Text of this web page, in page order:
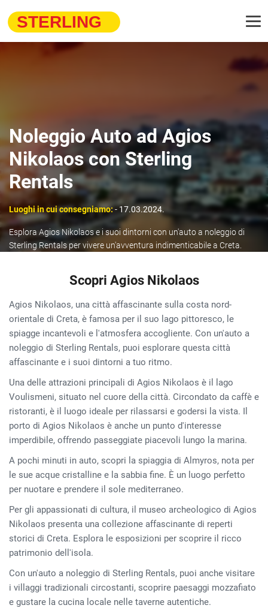
Noleggio Auto ad Agios
Nikolaos con Sterling
Rentals
Luoghi in cui consegniamo:- 17.03.2024.
Esplora Agios Nikolaos e i suoi dintorni con un'auto a noleggio di
Sterling Rentals per vivere un'avventura indimenticabile a Creta.
Scopri Agios Nikolaos
Agios Nikolaos, una città affascinante sulla costa nord-
orientale di Creta, è famosa per il suo lago pittoresco, le
spiagge incantevoli e l'atmosfera accogliente. Con un'auto a
noleggio di Sterling Rentals, puoi esplorare questa città
affascinante e i suoi dintorni a tuo ritmo.
Una delle attrazioni principali di Agios Nikolaos è il lago
Voulismeni, situato nel cuore della città. Circondato da caffè e
ristoranti, è il luogo ideale per rilassarsi e godersi la vista. Il
porto di Agios Nikolaos è anche un punto d'interesse
imperdibile, offrendo passeggiate piacevoli lungo la marina.
A pochi minuti in auto, scopri la spiaggia di Almyros, nota per
le sue acque cristalline e la sabbia fine. È un luogo perfetto
per nuotare e prendere il sole mediterraneo.
Per gli appassionati di cultura, il museo archeologico di Agios
Nikolaos presenta una collezione affascinante di reperti
storici di Creta. Esplora le esposizioni per scoprire il ricco
patrimonio dell'isola.
Con un'auto a noleggio di Sterling Rentals, puoi anche visitare
i villaggi tradizionali circostanti, scoprire paesaggi mozzafiato
e gustare la cucina locale nelle taverne autentiche.